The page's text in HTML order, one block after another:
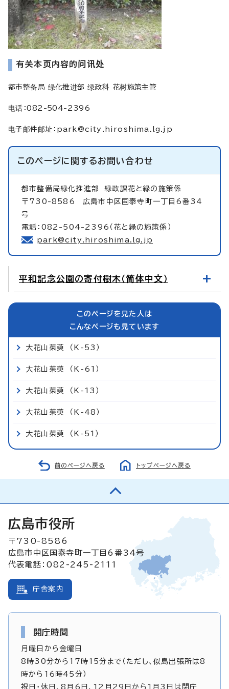
有关本页内容的问讯处
都市整备局 绿化推进部 绿政科 花树施策主管
电话：082-504-2396
电子邮件邮址 ： park@city.hiroshima.lg.jp
このページに関するお問い合わせ
都市整備局緑化推進部緑政課花と緑の施策係
〒730-8586 広島市中区国泰寺町一丁目6番34
号
電話：082-504-2396（花と緑の施策係）
park@city.hiroshima.lg.jp
平和記念公園の寄付樹木（简体中文）
このページを見た人は
こんなページも見ています
大花山茱萸 （K-53）
大花山茱萸 （K-61）
大花山茱萸 （K-13）
大花山茱萸 （K-48）
大花山茱萸 （K-51）
前のページへ戻る トップページへ戻る
広島市役所
〒730-8586
広島市中区国泰寺町一丁目6番34号
代表電話：082-245-2111
庁舎案内
開庁時間
月曜日から金曜日
8時30分から17時15分まで（ただし、似島出張所は8
時から16時45分）
祝日・休日、8月6日、12月29日から1月3日は閉庁